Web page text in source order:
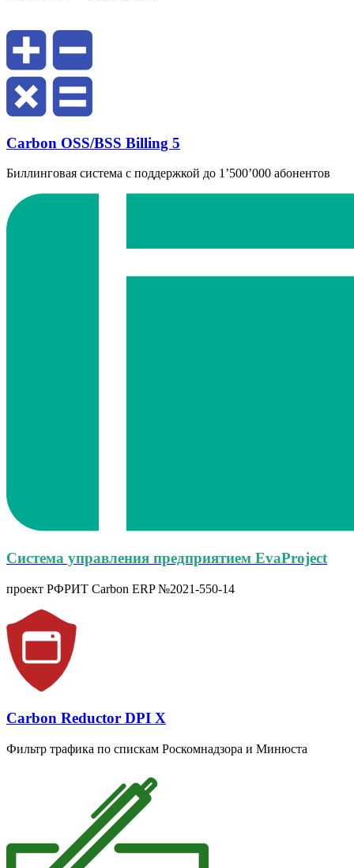
Carbon OSS/BSS Billing 5
Биллинговая система с поддержкой до 1’500’000 абонентов
Система управления предприятием EvaProject
проект РФРИТ Carbon ERP №2021-550-14
Carbon Reductor DPI X
Фильтр трафика по спискам Роскомнадзора и Минюста